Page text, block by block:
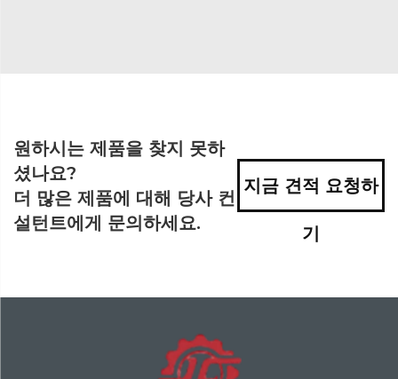
원하시는 제품을 찾지 못하
셨나요?
더 많은 제품에 대해 당사 컨
설턴트에게 문의하세요.
지금 견적 요청하
기